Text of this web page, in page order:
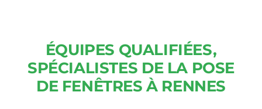
ÉQUIPES QUALIFIÉES,
SPÉCIALISTES DE LA POSE
DE FENÊTRES À RENNES